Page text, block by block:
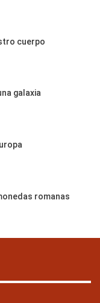
cuerpo
galaxia
romanas